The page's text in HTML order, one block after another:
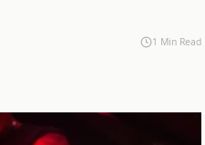
1 Min Read